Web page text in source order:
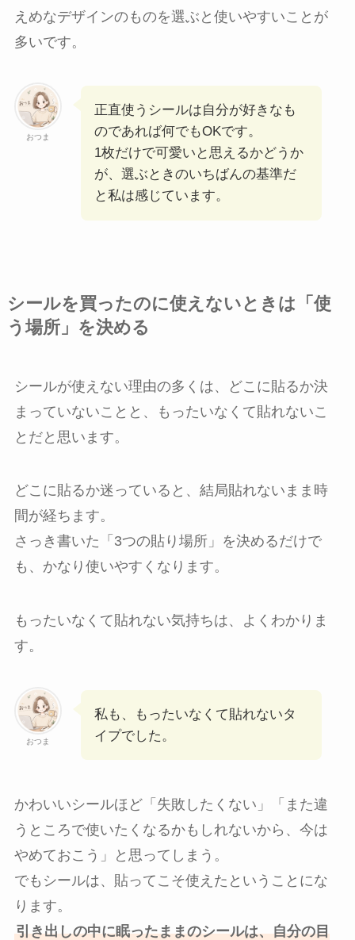
えめなデザインのものを選ぶと使いやすいことが
多いです。
おつま
正直使うシールは自分が好きなも
のであれば何でもOKです。
1枚だけで可愛いと思えるかどうか
が、選ぶときのいちばんの基準だ
と私は感じています。
シールを買ったのに使えないときは「使
う場所」を決める
シールが使えない理由の多くは、どこに貼るか決
まっていないことと、もったいなくて貼れないこ
とだと思います。
どこに貼るか迷っていると、結局貼れないまま時
間が経ちます。
さっき書いた「3つの貼り場所」を決めるだけで
も、かなり使いやすくなります。
もったいなくて貼れない気持ちは、よくわかりま
す。
おつま
私も、もったいなくて貼れないタ
イプでした。
かわいいシールほど「失敗したくない」「また違
うところで使いたくなるかもしれないから、今は
やめておこう」と思ってしまう。
でもシールは、貼ってこそ使えたということにな
ります。
引き出しの中に眠ったままのシールは、自分の目